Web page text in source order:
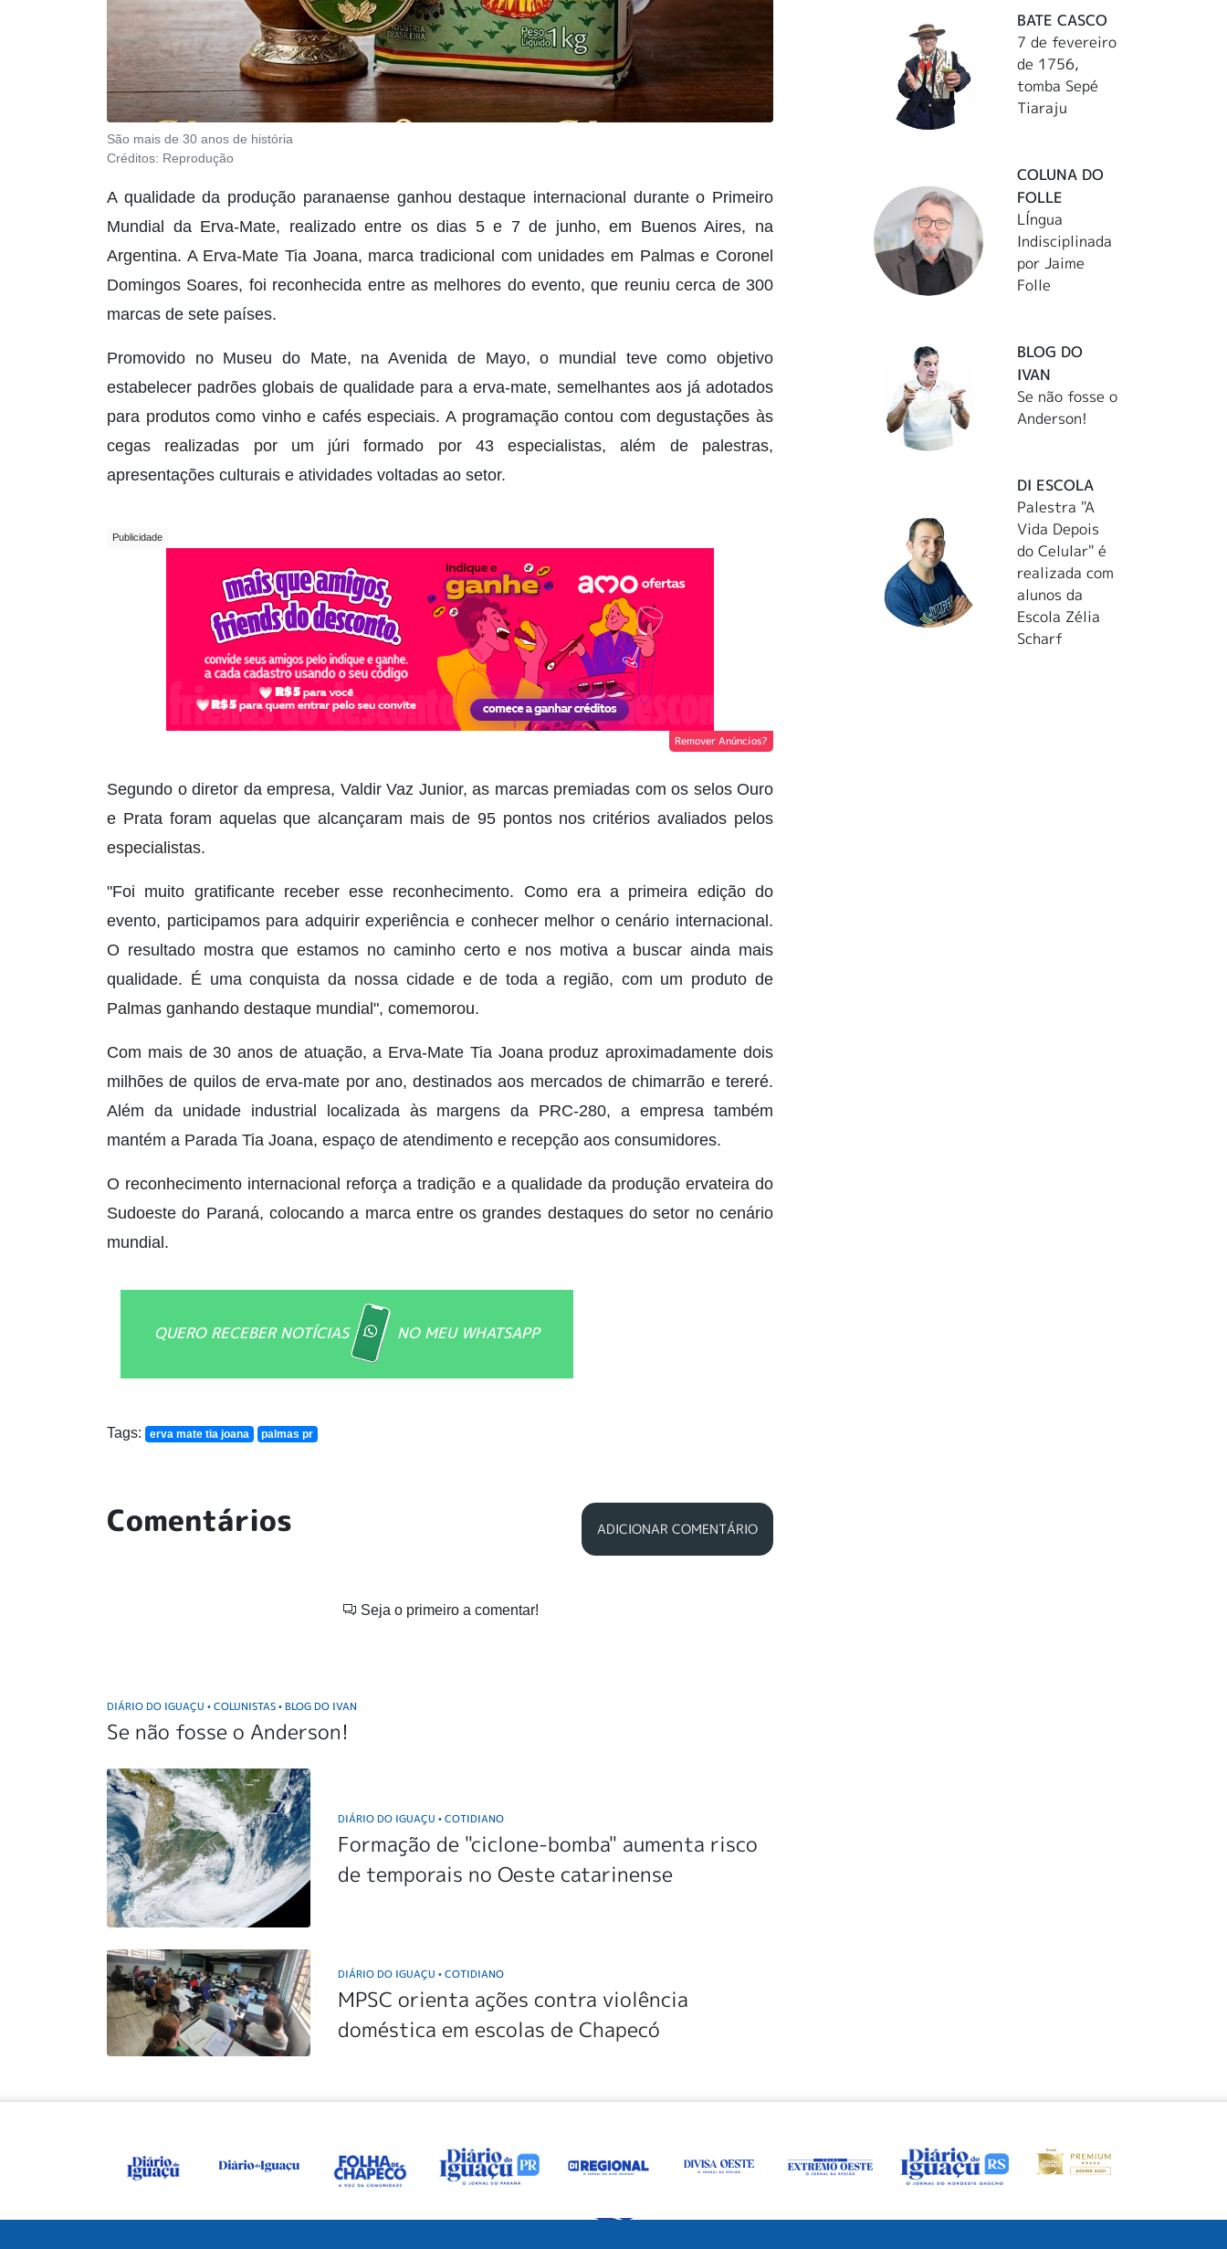
São mais de 30 anos de história
Créditos: Reprodução
A qualidade da produção paranaense ganhou destaque internacional durante o Primeiro
Mundial da Erva-Mate, realizado entre os dias 5 e 7 de junho, em Buenos Aires, na
Argentina. A Erva-Mate Tia Joana, marca tradicional com unidades em Palmas e Coronel
Domingos Soares, foi reconhecida entre as melhores do evento, que reuniu cerca de 300
marcas de sete países.
Promovido no Museu do Mate, na Avenida de Mayo, o mundial teve como objetivo
estabelecer padrões globais de qualidade para a erva-mate, semelhantes aos já adotados
para produtos como vinho e cafés especiais. A programação contou com degustações às
cegas realizadas por um júri formado por 43 especialistas, além de palestras,
apresentações culturais e atividades voltadas ao setor.
Remover Anúncios?
Segundo o diretor da empresa, Valdir Vaz Junior, as marcas premiadas com os selos Ouro
e Prata foram aquelas que alcançaram mais de 95 pontos nos critérios avaliados pelos
especialistas.
"Foi muito gratificante receber esse reconhecimento. Como era a primeira edição do
evento, participamos para adquirir experiência e conhecer melhor o cenário internacional.
O resultado mostra que estamos no caminho certo e nos motiva a buscar ainda mais
qualidade. É uma conquista da nossa cidade e de toda a região, com um produto de
Palmas ganhando destaque mundial", comemorou.
Com mais de 30 anos de atuação, a Erva-Mate Tia Joana produz aproximadamente dois
milhões de quilos de erva-mate por ano, destinados aos mercados de chimarrão e tereré.
Além da unidade industrial localizada às margens da PRC-280, a empresa também
mantém a Parada Tia Joana, espaço de atendimento e recepção aos consumidores.
O reconhecimento internacional reforça a tradição e a qualidade da produção ervateira do
Sudoeste do Paraná, colocando a marca entre os grandes destaques do setor no cenário
mundial.
QUERO RECEBER NOTÍCIAS NO MEU WHATSAPP
Tags: erva mate tia joana palmas pr
Comentários ADICIONAR COMENTÁRIO
Seja o primeiro a comentar!
DIÁRIO DO IGUAÇU • COLUNISTAS • BLOG DO IVAN
Se não fosse o Anderson!
DIÁRIO DO IGUAÇU• COTIDIANO
Formação de "ciclone-bomba" aumenta risco
de temporais no Oeste catarinense
DIÁRIO DO IGUAÇU• COTIDIANO
MPSC orienta ações contra violência
doméstica em escolas de Chapecó
BATE CASCO
7 de fevereiro
de 1756,
tomba Sepé
Tiaraju
COLUNA DO
FOLLE
LÍngua
Indisciplinada
por Jaime
Folle
BLOG DO
IVAN
Se não fosse o
Anderson!
DI ESCOLA
Palestra "A
Vida Depois
do Celular" é
realizada com
alunos da
Escola Zélia
Scharf